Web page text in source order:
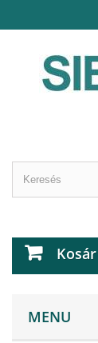
Kosár
MENU